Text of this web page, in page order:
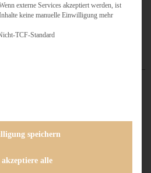
externe Services akzeptiert werden, ist
keine manuelle Einwilligung mehr
TCF-Standard
speichern
alle